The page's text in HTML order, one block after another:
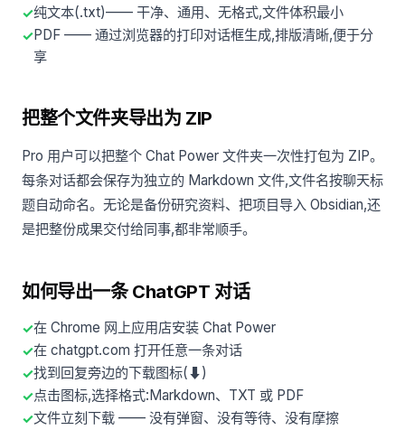
纯文本(.txt)—— 干净、通用、无格式,文件体积最小
PDF —— 通过浏览器的打印对话框生成,排版清晰,便于分
享
把整个文件夹导出为 ZIP
Pro 用户可以把整个 Chat Power 文件夹一次性打包为 ZIP。
每条对话都会保存为独立的 Markdown 文件,文件名按聊天标
题自动命名。无论是备份研究资料、把项目导入 Obsidian,还
是把整份成果交付给同事,都非常顺手。
如何导出一条 ChatGPT 对话
在 Chrome 网上应用店安装 Chat Power
在 chatgpt.com 打开任意一条对话
找到回复旁边的下载图标(⬇)
点击图标,选择格式:Markdown、TXT 或 PDF
文件立刻下载 —— 没有弹窗、没有等待、没有摩擦